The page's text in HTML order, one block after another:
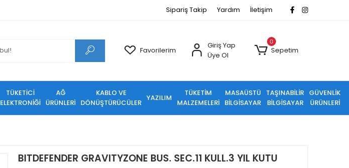
Sipariş Takip Yardım İletişim
Favorilerim
Giriş Yap
Üye Ol
0
Sepetim
TÜKETİCİ
ELEKTRONİĞİ
AĞ
ÜRÜNLERİ
KABLO VE
DÖNÜŞTÜRÜCÜLER
YAZILIM
TÜKETİM
MALZEMELERİ
MASAÜSTÜ
BİLGİSAYAR
TAŞINABİLİR
BİLGİSAYAR
GÜVENLİK
ÜRÜNLERİ
BITDEFENDER GRAVITYZONE BUS. SEC.11 KULL.3 YIL KUTU